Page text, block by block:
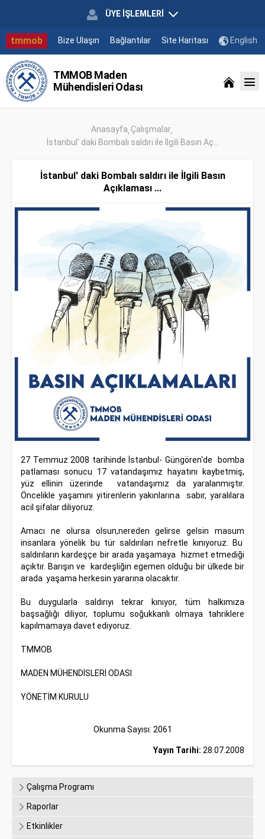
ÜYE İŞLEMLERİ
tmmob Bize Ulaşın Bağlantılar Site Haritası English
TMMOB Maden
Mühendisleri Odası
Anasayfa Çalışmalar
İstanbul' daki Bombalı saldırı ile İlgili Basın Aç...
İstanbul' daki Bombalı saldırı ile İlgili Basın
Açıklaması ...
27 Temmuz 2008 tarihinde İstanbul- Güngören‘de bomba
patlaması sonucu 17 vatandaşımız hayatını kaybetmiş,
yüz ellinin üzerinde vatandaşımız da yaralanmıştır.
Öncelikle yaşamını yitirenlerin yakınlarına sabır, yaralılara
acil şifalar diliyoruz.
Amacı ne olursa olsun,nereden gelirse gelsin masum
insanlara yönelik bu tür saldırıları nefretle kınıyoruz. Bu
saldırıların kardeşçe bir arada yaşamaya hizmet etmediği
açıktır. Barışın ve kardeşliğin egemen olduğu bir ülkede bir
arada yaşama herkesin yararına olacaktır.
Bu duygularla saldırıyı tekrar kınıyor, tüm halkımıza
başsağlığı diliyor, toplumu soğukkanlı olmaya tahriklere
kapılmamaya davet ediyoruz.
TMMOB
MADEN MÜHENDİSLERİ ODASI
YÖNETİM KURULU
Okunma Sayısı: 2061
Yayın Tarihi: 28.07.2008
Çalışma Programı
Raporlar
Etkinlikler